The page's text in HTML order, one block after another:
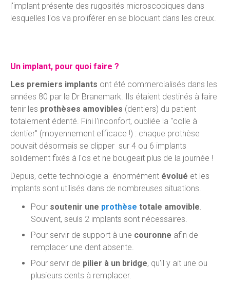
l'implant présente des rugosités microscopiques dans
lesquelles l'os va proliférer en se bloquant dans les creux.
Un implant, pour quoi faire ?
Les premiers implants ont été commercialisés dans les
années 80 par le Dr Branemark. Ils étaient destinés à faire
tenir les prothèses amovibles (dentiers) du patient
totalement édenté. Fini l'inconfort, oubliée la "colle à
dentier" (moyennement efficace !) : chaque prothèse
pouvait désormais se clipper sur 4 ou 6 implants
solidement fixés à l'os et ne bougeait plus de la journée !
Depuis, cette technologie a énormément évolué et les
implants sont utilisés dans de nombreuses situations.
Pour soutenir une prothèse totale amovible
Souvent, seuls 2 implants sont nécessaires.
Pour servir de support à une couronne afin de
remplacer une dent absente.
Pour servir de pilier à un bridge, qu'il y ait une ou
plusieurs dents à remplacer.